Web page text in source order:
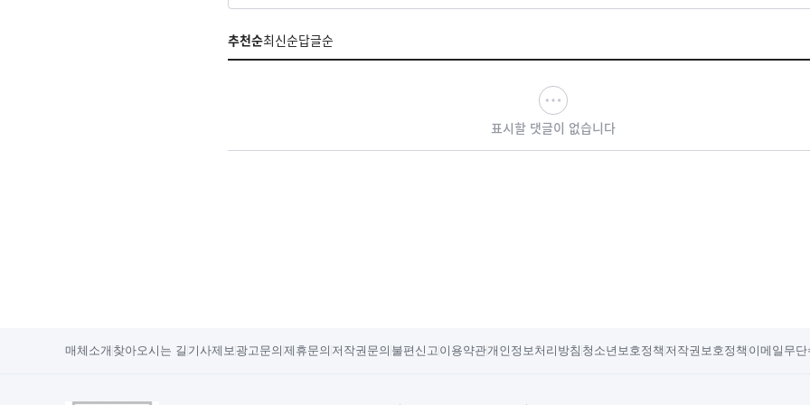
추천순최신순답글순
표시할 댓글이 없습니다
매체소개 찾아오시는 길 기사제보 광고문의 제휴문의 저작권문의 불편신고 이용약관개인정보처리방침 청소년보호정책 저작권보호정책 이메일무